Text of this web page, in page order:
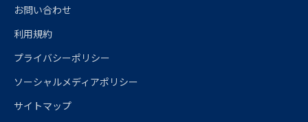
お問い合わせ
利用規約
プライバシーポリシー
ソーシャルメディアポリシー
サイトマップ